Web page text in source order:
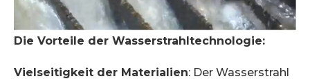
Die Vorteile der Wasserstrahltechnologie:
Vielseitigkeit der Materialien: Der Wasserstrahl